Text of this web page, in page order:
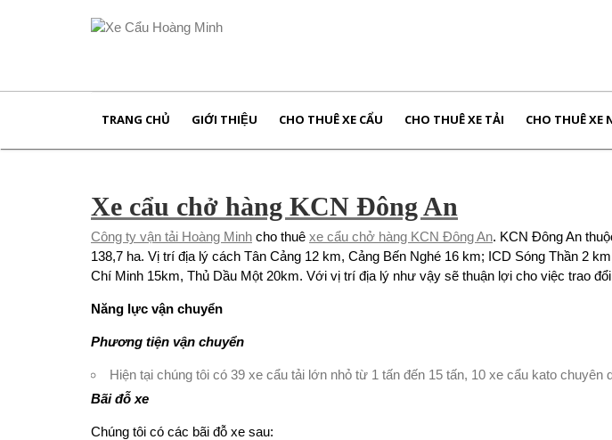
TRANG CHỦ GIỚI THIỆU CHO THUÊ XE CẨU CHO THUÊ XE TẢI CHO THUÊ XE
Xe cẩu chở hàng KCN Đông An
Công ty vận tải Hoàng Minh cho thuê xe cẩu chở hàng KCN Đông An. KCN Đông An
138,7 ha. Vị trí địa lý cách Tân Cảng 12 km, Cảng Bến Nghé 16 km; ICD Sóng Thần 2
Chí Minh 15km, Thủ Dầu Một 20km. Với vị trí địa lý như vậy sẽ thuận lợi cho việc trao
Năng lực vận chuyển
Phương tiện vận chuyển
Hiện tại chúng tôi có 39 xe cẩu tải lớn nhỏ từ 1 tấn đến 15 tấn, 10 xe cẩu kato chuyên
Bãi đỗ xe
Chúng tôi có các bãi đỗ xe sau: